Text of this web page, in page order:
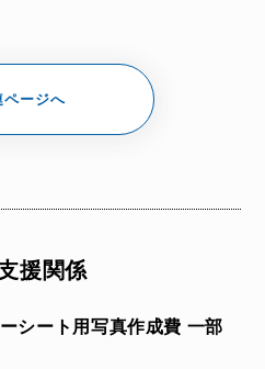
ページへ
援関係
シート用写真作成費 一部